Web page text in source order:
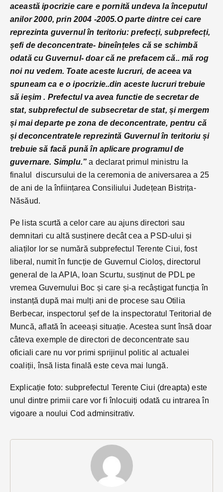
această ipocrizie care e pornită undeva la începutul
anilor 2000, prin 2004 -2005.O parte dintre cei care
reprezinta guvernul în teritoriu: prefecți, subprefecți,
șefi de deconcentrate- bineînțeles că se schimbă
odată cu Guvernul- doar că ne prefacem că.. mă rog
noi nu vedem. Toate aceste lucruri, de aceea va
spuneam ca e o ipocrizie..din aceste lucruri trebuie
să ieșim . Prefectul va avea functie de secretar de
stat, subprefectul de subsecretar de stat, și mergem
și mai departe pe zona de deconcentrate, pentru că
și deconcentratele reprezintă Guvernul în teritoriu și
trebuie să facă pună în aplicare programul de
guvernare. Simplu.” a declarat primul ministru la
finalul discursului de la ceremonia de aniversarea a 25
de ani de la înființarea Consiliului Județean Bistrița-
Năsăud.
Pe lista scurtă a celor care au ajuns directori sau
demnitari cu altă susținere decât cea a PSD-ului și
aliaților lor se numără subprefectul Terente Ciui, fost
liberal, numit în funcție de Guvernul Cioloș, directorul
general de la APIA, Ioan Scurtu, susținut de PDL pe
vremea Guvernului Boc și care și-a recâștigat funcția în
instanță după mai mulți ani de procese sau Otilia
Berbecar, inspectorul șef de la inspectoratul Teritorial de
Muncă, aflată în aceeași situație. Acestea sunt însă doar
câteva exemple de directori de deconcentrate sau
oficiali care nu vor primi sprijinul politic al actualei
coaliții, însă lista finală este ceva mai lungă.
Explicație foto: subprefectul Terente Ciui (dreapta) este
unul dintre primii care vor fi înlocuiți odată cu intrarea în
vigoare a noului Cod adminsitrativ.